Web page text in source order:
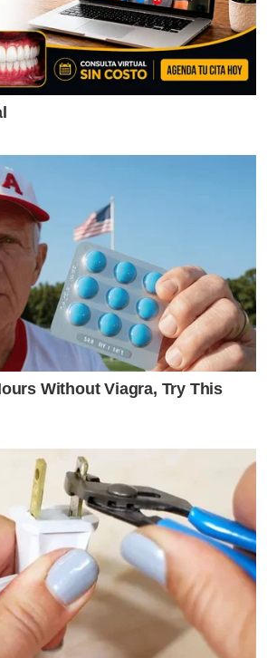
Without Viagra, Try This